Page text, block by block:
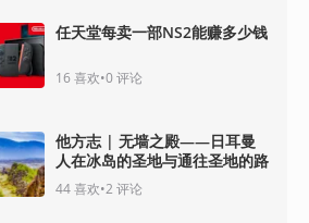
任天堂每卖一部NS2能赚多少钱
16喜欢•0评论
他方志 | 无墙之殿——日耳曼
人在冰岛的圣地与通往圣地的路
44喜欢•2 评论